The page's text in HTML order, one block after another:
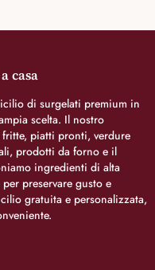
casa
di surgelati premium in
scelta. Il nostro
piatti pronti, verdure
prodotti da forno e il
ingredienti di alta
preservare gusto e
gratuita e personalizzata,